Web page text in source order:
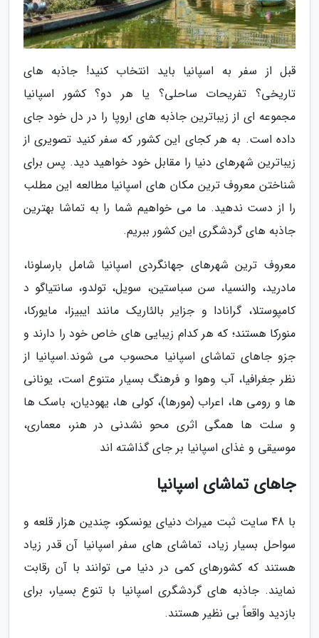
قبل از سفر به اسپانیا باید انتخاب کنید! جاذبه های
تاریخی؟ تفریحات ساحلی؟ یا هر دو؟ کشور اسپانیا
مجموعه ای از زیباترین جاذبه های اروپا را در دل خود جای
داده است. به هر کجای این کشور که سفر کنید تصویری از
زیباترین شهرهای دنیا را مقابل خود خواهید دید. پس برای
شناختن معروف ترین مکان های اسپانیا مطالعه این مطلب
را از دست ندهید. ما می خواهیم شما را به تماشا بهترین
جاذبه های گردشگری این کشور ببریم.
معروف ترین شهرهای جهانگردی اسپانیا شامل بارسلونا،
مادرید، والنسیا، سن سباستین، سویل، تولدو، سانتیاگو د
کامپوستلا، گرانادا و جزایر بالئاریک مانند ایبیزا، مایورکا،
منورکا هستند؛ که هر کدام زیبایی های خاص خود را دارند و
جزو جاهای تماشای اسپانیا محسوب می شوند.اسپانیا از
نظر جغرافیا، آب وهوا و فرهنگ بسیار متنوع است، یونانی
ها و رومی ها، اعراب (مورها)، کولی ها، یهودیان، باسک ها
و سلت ها همگی اثری محو نشدنی در هنر، معماری،
موسیقی و غذای اسپانیا بر جای گذاشته اند
جاهای تماشای اسپانیا
با 48 سایت ثبت میراث دنیای یونسکو، چندین هزار قلعه و
سواحل بسیار زیاد، تماشای های سفر اسپانیا آن قدر زیاد
هستند که کشورهای کمی در دنیا می توانند با آن رقابت
نمایند. جاذبه های گردشگری اسپانیا با تنوع بسیار، برای
بازدید واقعاً بی نظیر هستند.